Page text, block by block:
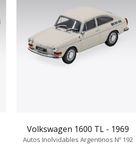
Volkswagen 1600 TL - 1969
Autos Inolvidables Argentinos Nº 192